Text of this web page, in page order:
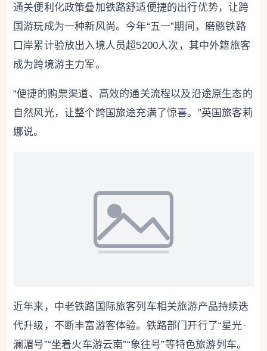
通关便利化政策叠加铁路舒适便捷的出行优势，让跨
国游玩成为一种新风尚。今年“五一”期间，磨憨铁路
口岸累计验放出入境人员超5200人次，其中外籍旅客
成为跨境游主力军。
“便捷的购票渠道、高效的通关流程以及沿途原生态的
自然风光，让整个跨国旅途充满了惊喜。”英国旅客莉
娜说。
近年来，中老铁路国际旅客列车相关旅游产品持续迭
代升级，不断丰富游客体验。铁路部门开行了“星光·
澜湄号”“坐着火车游云南”“象往号”等特色旅游列车。